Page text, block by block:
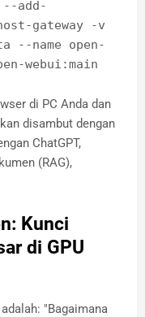
add-
gateway -v
--name open-
webui:main
di PC Anda dan
disambut dengan
ChatGPT,
(RAG),
Kunci
di GPU
"Bagaimana